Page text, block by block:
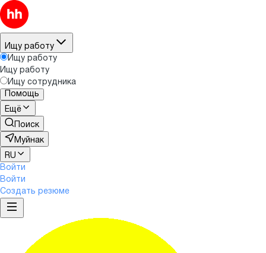
Ищу работу
Ищу работу
Ищу работу
Ищу сотрудника
Помощь
Ещё
Поиск
Муйнак
RU
Войти
Войти
Создать резюме